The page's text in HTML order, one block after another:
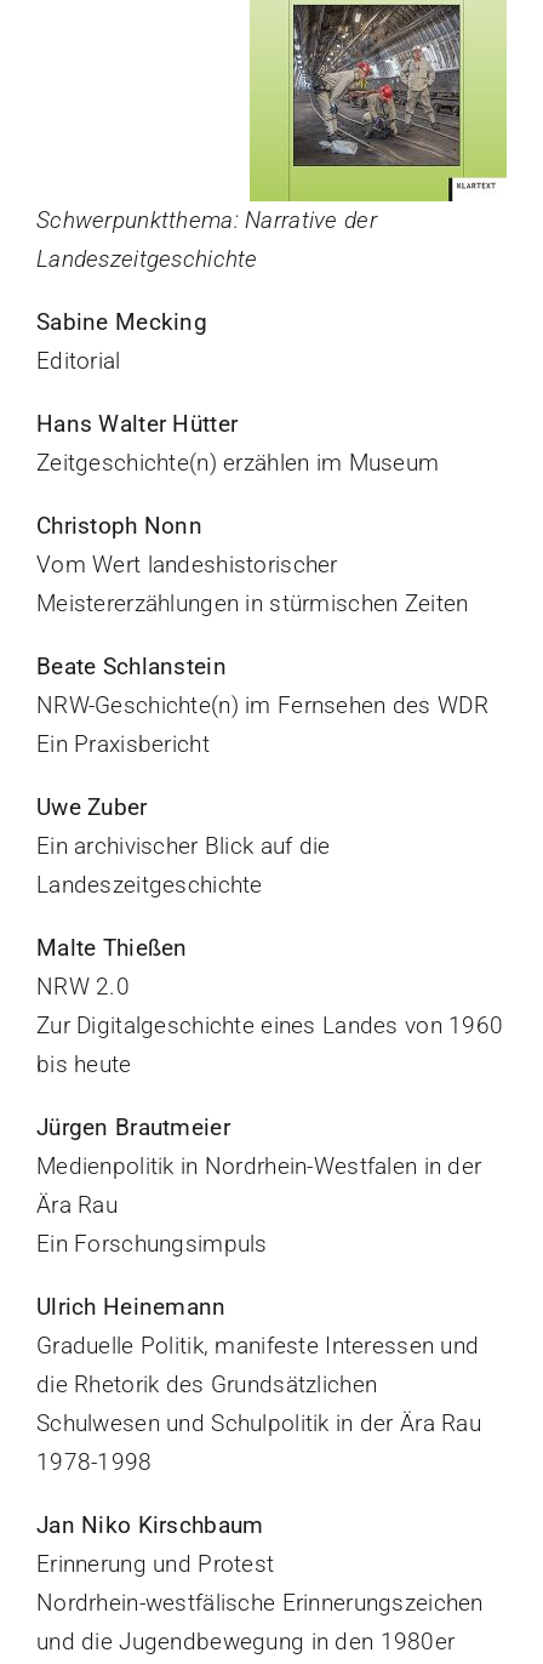
Schwerpunktthema: Narrative der
Landeszeitgeschichte
Sabine Mecking
Editorial
Hans Walter Hütter
Zeitgeschichte(n) erzählen im Museum
Christoph Nonn
Vom Wert landeshistorischer
Meistererzählungen in stürmischen Zeiten
Beate Schlanstein
NRW-Geschichte(n) im Fernsehen des WDR
Ein Praxisbericht
Uwe Zuber
Ein archivischer Blick auf die
Landeszeitgeschichte
Malte Thießen
NRW 2.0
Zur Digitalgeschichte eines Landes von 1960
bis heute
Jürgen Brautmeier
Medienpolitik in Nordrhein-Westfalen in der
Ära Rau
Ein Forschungsimpuls
Ulrich Heinemann
Graduelle Politik, manifeste Interessen und
die Rhetorik des Grundsätzlichen
Schulwesen und Schulpolitik in der Ära Rau
1978-1998
Jan Niko Kirschbaum
Erinnerung und Protest
Nordrhein-westfälische Erinnerungszeichen
und die Jugendbewegung in den 1980er